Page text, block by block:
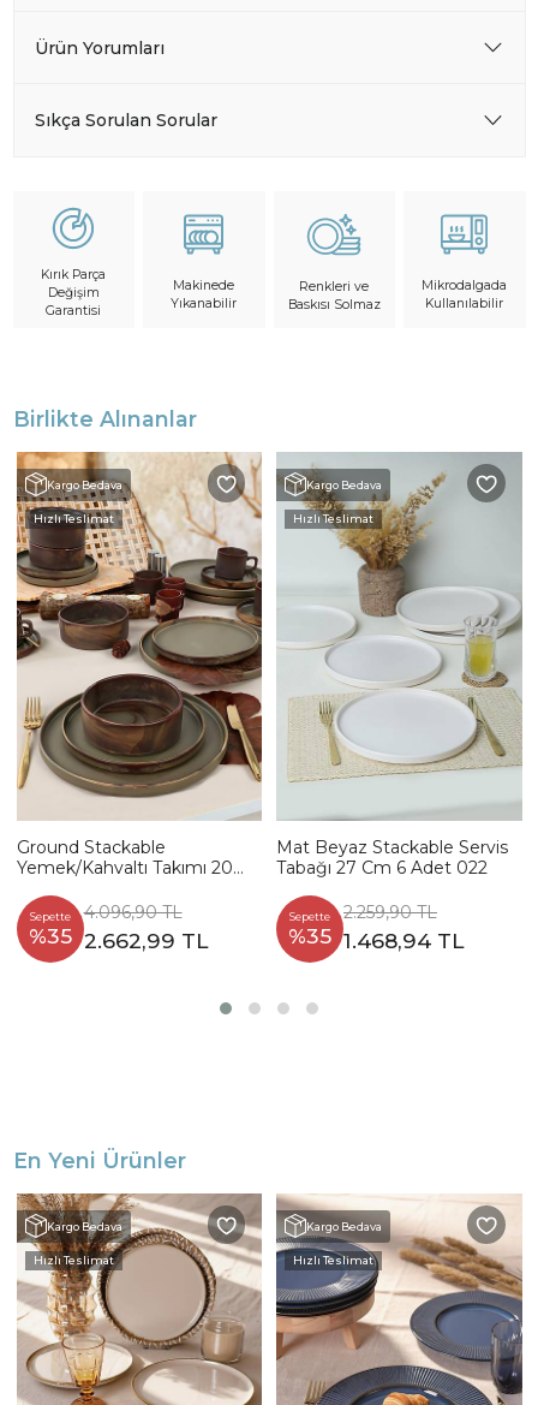
Ürün Yorumları
Sıkça Sorulan Sorular
Kırık Parça
Değişim
Garantisi
Makinede
Yıkanabilir
Renkleri ve
Baskısı Solmaz
Mikrodalgada
Kullanılabilir
Birlikte Alınanlar
Kargo Bedava
Hızlı Teslimat
Ground Stackable
Yemek/Kahvaltı Takımı 20
Sepette
%35
4.096,90 TL
2.662,99 TL
Kargo Bedava
Hızlı Teslimat
Mat Beyaz Stackable Servis
Tabağı 27 Cm 6 Adet 022
Sepette
%35
2.259,90 TL
1.468,94 TL
En Yeni Ürünler
Kargo Bedava
Hızlı Teslimat
Kargo Bedava
Hızlı Teslimat